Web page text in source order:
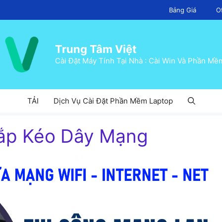
Bảng Giá
Trung Tâm Việt
Cài Đặt Máy Tính Tại Nhà : Cài Win Và Phần
TẢI Dịch Vụ Cài Đặt Phần Mềm Laptop
Kéo Dây Mạng